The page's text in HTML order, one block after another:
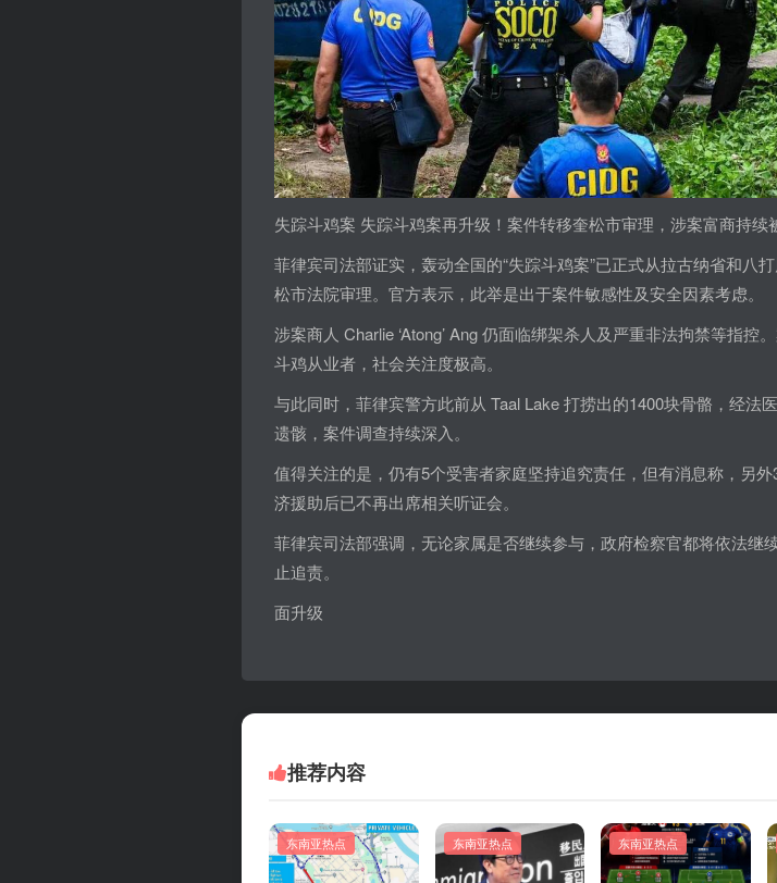
失踪斗鸡案 失踪斗鸡案再升级！案件转移奎松市审理，涉案富商持续
菲律宾司法部证实，轰动全国的“失踪斗鸡案”已正式从拉古纳省和八
松市法院审理。官方表示，此举是出于案件敏感性及安全因素考虑。
涉案商人 Charlie ‘Atong’ Ang 仍面临绑架杀人及严重非法拘禁等指控
斗鸡从业者，社会关注度极高。
与此同时，菲律宾警方此前从 Taal Lake 打捞出的1400块骨骼，经法
遗骸，案件调查持续深入。
值得关注的是，仍有5个受害者家庭坚持追究责任，但有消息称，另
济援助后已不再出席相关听证会。
菲律宾司法部强调，无论家属是否继续参与，政府检察官都将依法继
止追责。
面升级
推荐内容
东南亚热点 东南亚热点 东南亚热点